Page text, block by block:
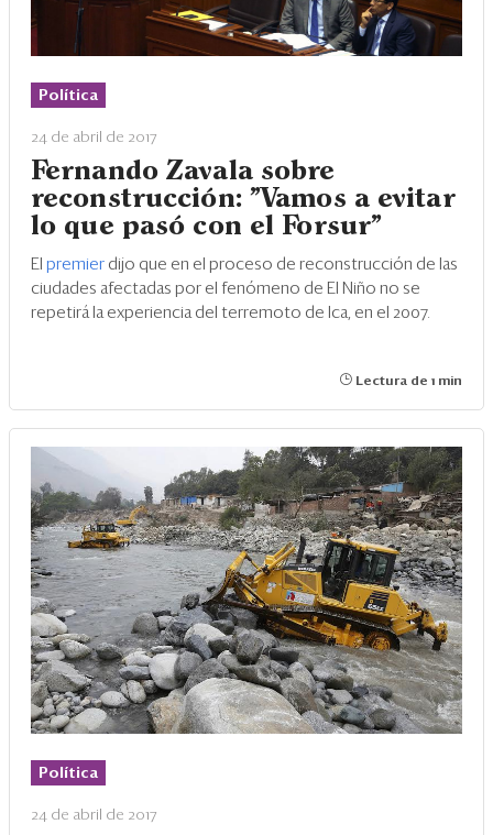
Política
24 de abril de 2017
Fernando Zavala sobre
reconstrucción: "Vamos a evitar
lo que pasó con el Forsur"
El premier dijo que en el proceso de reconstrucción de las
ciudades afectadas por el fenómeno de El Niño no se
repetirá la experiencia del terremoto de Ica, en el 2007.
Lectura de 1 min
Política
24 de abril de 2017